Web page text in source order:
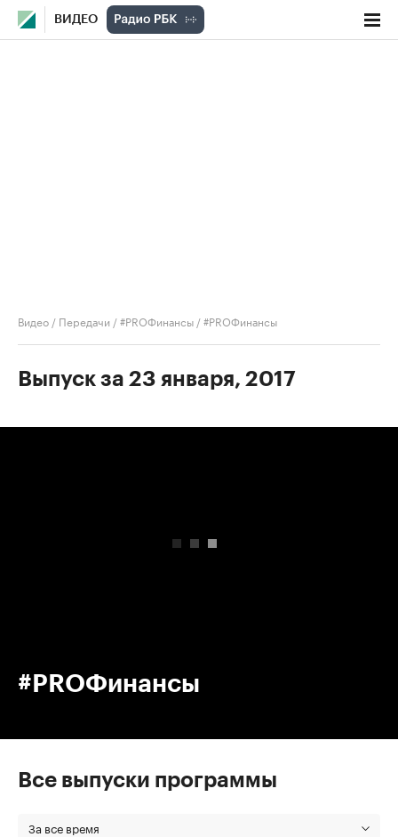
ВИДЕО
Видео / Передачи /#PROФинансы /#PROФинансы
Выпуск за 23 января, 2017
#PROФинансы
Все выпуски программы
За все время